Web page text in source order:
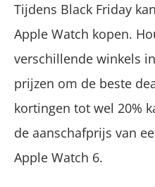
Tijdens Black Friday
Apple Watch kopen.
verschillende winkels
prijzen om de beste
kortingen tot wel 20%
de aanschafprijs van
Apple Watch 6.